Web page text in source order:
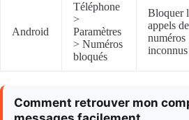
Android
Téléphone
>
Paramètres
> Numéros
bloqués
Bloquer
appels de
numéros
inconnus
Comment retrouver mon